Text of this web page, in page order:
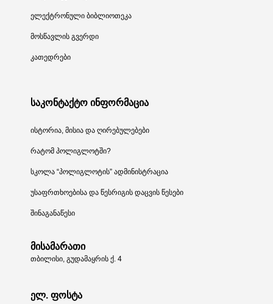
ელექტრონული ბიბლიოთეკა
მოსწავლის გვერდი
კათედრები
საკონტაქტო ინფორმაცია
ისტორია, მისია და ღირებულებები
რატომ პოლიგლოტში?
სკოლა “პოლიგლოტის” ადმინისტრაცია
უსაფრთხოებისა და წესრიგის დაცვის წესები
შინაგანაწესი
მისამარათი
თბილისი, გუდამაყრის ქ. 4
ელ. ფოსტა